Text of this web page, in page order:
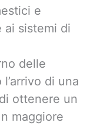
e
sistemi di
delle
di una
ottenere un
maggiore